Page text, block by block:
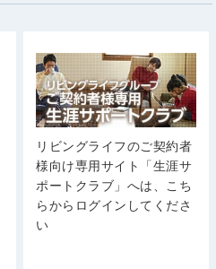
リビングライフのご契約者
様向け専用サイト「生涯サ
ポートクラブ」へは、こち
らからログインしてくださ
い